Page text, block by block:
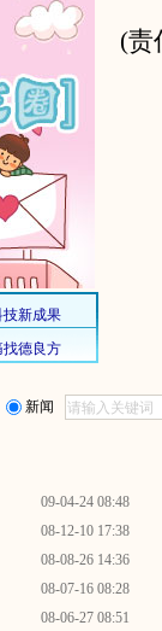
(责
新闻
09-04-24 08:48
08-12-10 17:38
08-08-26 14:36
08-07-16 08:28
08-06-27 08:51